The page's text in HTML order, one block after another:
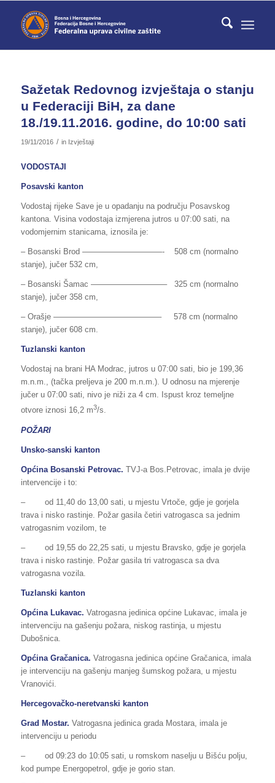
Sažetak Redovnog izvještaja o stanju
u Federaciji BiH, za dane
18./19.11.2016. godine, do 10:00 sati
19/11/2016 / in Izvještaji
VODOSTAJI
Posavski kanton
Vodostaj rijeke Save je u opadanju na području Posavskog
kantona. Visina vodostaja izmjerena jutros u 07:00 sati, na
vodomjernim stanicama, iznosila je:
– Bosanski Brod ——————————- 508 cm (normalno
stanje), jučer 532 cm,
– Bosanski Šamac —————————– 325 cm (normalno
stanje), jučer 358 cm,
– Orašje —————————————– 578 cm (normalno
stanje), jučer 608 cm.
Tuzlanski kanton
Vodostaj na brani HA Modrac, jutros u 07:00 sati, bio je 199,36
m.n.m., (tačka preljeva je 200 m.n.m.). U odnosu na mjerenje
jučer u 07:00 sati, nivo je niži za 4 cm. Ispust kroz temeljne
otvore iznosi 16,2 m3/s.
POŽARI
Unsko-sanski kanton
Općina Bosanski Petrovac. TVJ-a Bos.Petrovac, imala je dvije
intervencije i to:
– od 11,40 do 13,00 sati, u mjestu Vrtoče, gdje je gorjela
trava i nisko rastinje. Požar gasila četiri vatrogasca sa jednim
vatrogasnim vozilom, te
– od 19,55 do 22,25 sati, u mjestu Bravsko, gdje je gorjela
trava i nisko rastinje. Požar gasila tri vatrogasca sa dva
vatrogasna vozila.
Tuzlanski kanton
Općina Lukavac. Vatrogasna jedinica općine Lukavac, imala je
intervenciju na gašenju požara, niskog rastinja, u mjestu
Dubošnica.
Općina Gračanica. Vatrogasna jedinica općine Gračanica, imala
je intervenciju na gašenju manjeg šumskog požara, u mjestu
Vranovići.
Hercegovačko-neretvanski kanton
Grad Mostar. Vatrogasna jedinica grada Mostara, imala je
intervenciju u periodu
– od 09:23 do 10:05 sati, u romskom naselju u Bišću polju,
kod pumpe Energopetrol, gdje je gorio stan.